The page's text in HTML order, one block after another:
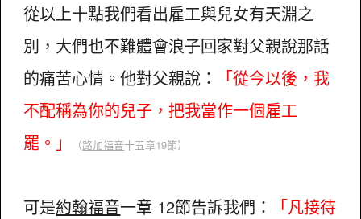
從以上十點我們看出雇工與兒女有天淵之
別，大們也不難體會浪子回家對父親說那話
的痛苦心情。他對父親說：
「從今以後，我
不配稱為你的兒子，把我當作一個雇工
罷。」
（路加福音十五章19節）
可是約翰福音一章 12節告訴我們：
「凡接待